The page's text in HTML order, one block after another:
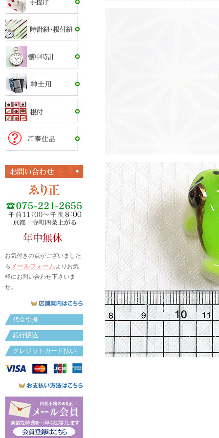
お気付きの点がございました
ら メールフォームよりお気
軽にお問い合わせ下さいま
せ。
代金引換
銀行振込
クレジットカード払い